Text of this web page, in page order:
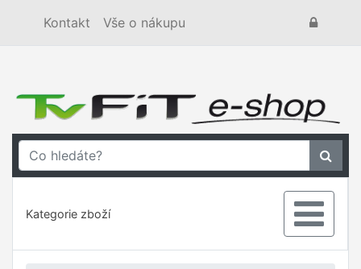
Kontakt Vše o nákupu
Kategorie zboží